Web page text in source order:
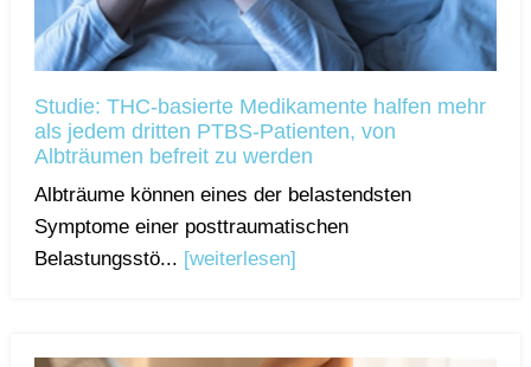
Studie: THC-basierte Medikamente halfen mehr
als jedem dritten PTBS-Patienten, von
Albträumen befreit zu werden
Albträume können eines der belastendsten
Symptome einer posttraumatischen
Belastungsstö... [weiterlesen]